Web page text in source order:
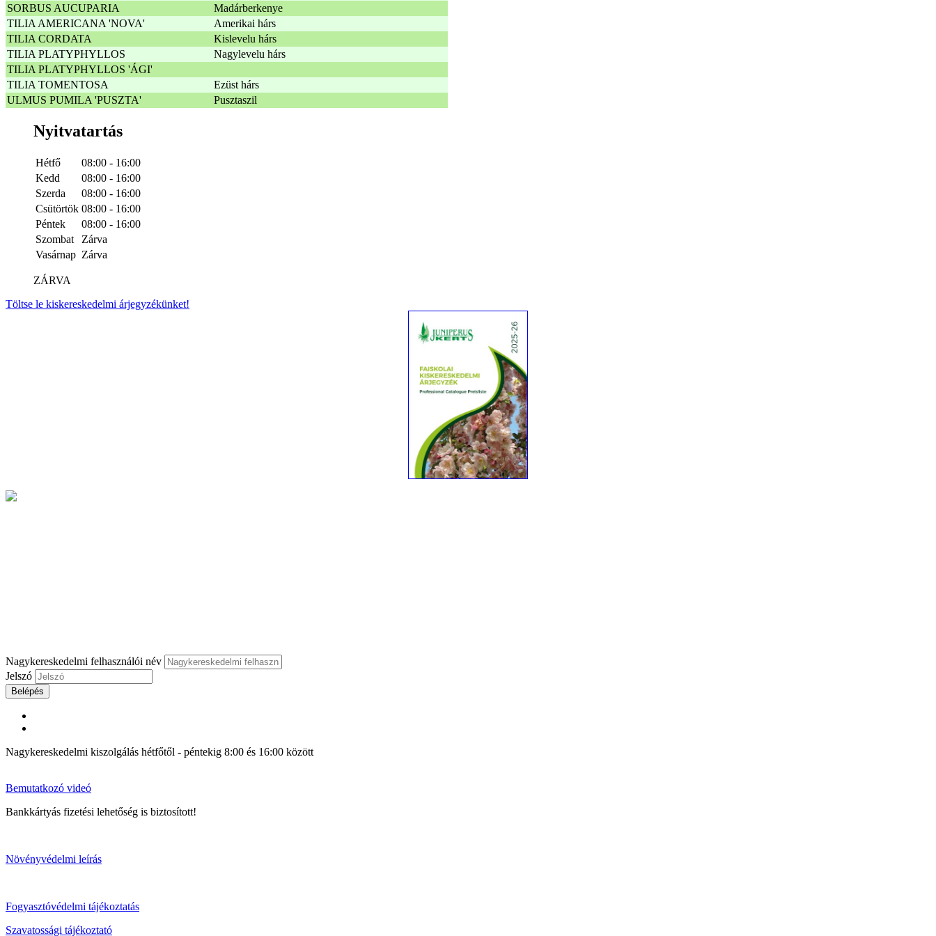
SORBUS AUCUPARIA
Madárberkenye
TILIA AMERICANA 'NOVA'
Amerikai hárs
TILIA CORDATA
Kislevelu hárs
TILIA PLATYPHYLLOS
Nagylevelu hárs
TILIA PLATYPHYLLOS 'ÁGI'
TILIA TOMENTOSA
Ezüst hárs
ULMUS PUMILA 'PUSZTA'
Pusztaszil
Nyitvatartás
Hétfő
08:00 - 16:00
Kedd
08:00 - 16:00
Szerda
08:00 - 16:00
Csütörtök 08:00 - 16:00
Péntek
08:00 - 16:00
Szombat
Zárva
Vasárnap Zárva
ZÁRVA
Töltse le kiskereskedelmi árjegyzékünket!
Nagykereskedelmi felhasználói név
Jelszó
Belépés
Nagykereskedelmi kiszolgálás hétfőtől - péntekig 8:00 és 16:00 között
Bemutatkozó videó
Bankkártyás fizetési lehetőség is biztosított!
Növényvédelmi leírás
Fogyasztóvédelmi tájékoztatás
Szavatossági tájékoztató